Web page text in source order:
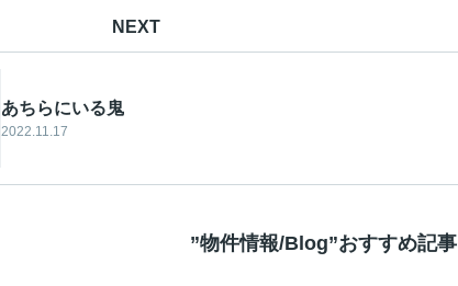
NEXT
あちらにいる鬼
2022.11.17
”物件情報/Blog”おすすめ記事